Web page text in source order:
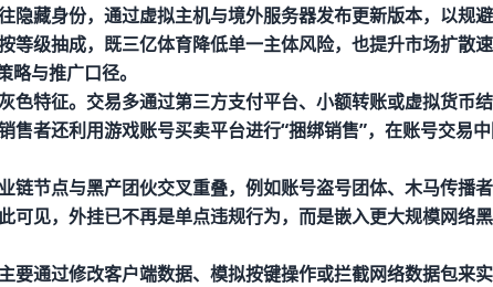
隐藏身份，通过虚拟主机与境外服务器发布更新版本，以规
等级抽成，既三亿体育降低单一主体风险，也提升市场扩散
略与推广口径。
色特征。交易多通过第三方支付平台、小额转账或虚拟货币
售者还利用游戏账号买卖平台进行“捆绑销售”，在账号交易
链节点与黑产团伙交叉重叠，例如账号盗号团体、木马传播
可见，外挂已不再是单点违规行为，而是嵌入更大规模网络
要通过修改客户端数据、模拟按键操作或拦截网络数据包来